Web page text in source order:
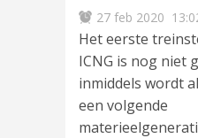
27 feb 2020
Het eerste
ICNG is nog niet
inmiddels wordt
een volgende